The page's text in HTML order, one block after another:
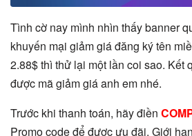
Tình cờ nay mình nhìn thấy banner
khuyến mại giảm giá đăng ký tên
2.88$ thì thử lại một lần coi sao. Kết
được mã giảm giá anh em nhé.
Trước khi thanh toán, hãy điền
Promo code để được ưu đãi. Giới